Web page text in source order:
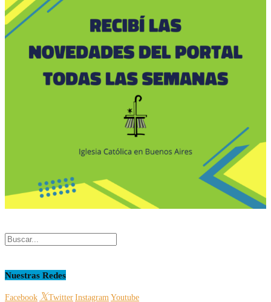
Nuestras Redes
Facebook Twitter Instagram Youtube